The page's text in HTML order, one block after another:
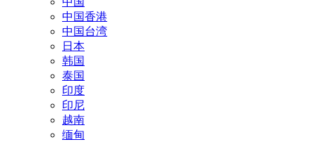
中国香港
中国台湾
日本
韩国
泰国
印度
印尼
越南
缅甸